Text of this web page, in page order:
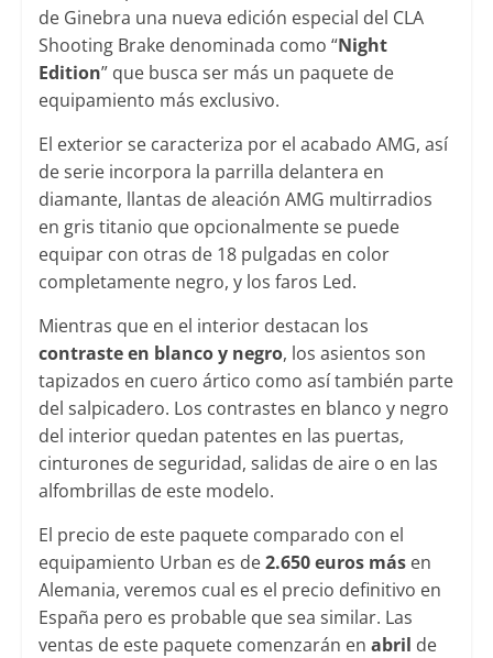
de Ginebra una nueva edición especial del CLA
Shooting Brake denominada como “Night
Edition” que busca ser más un paquete de
equipamiento más exclusivo.
El exterior se caracteriza por el acabado AMG, así
de serie incorpora la parrilla delantera en
diamante, llantas de aleación AMG multirradios
en gris titanio que opcionalmente se puede
equipar con otras de 18 pulgadas en color
completamente negro, y los faros Led.
Mientras que en el interior destacan los
contraste en blanco y negro, los asientos son
tapizados en cuero ártico como así también parte
del salpicadero. Los contrastes en blanco y negro
del interior quedan patentes en las puertas,
cinturones de seguridad, salidas de aire o en las
alfombrillas de este modelo.
El precio de este paquete comparado con el
equipamiento Urban es de2.650 euros másen
Alemania, veremos cual es el precio definitivo en
España pero es probable que sea similar. Las
ventas de este paquete comenzarán en abril de